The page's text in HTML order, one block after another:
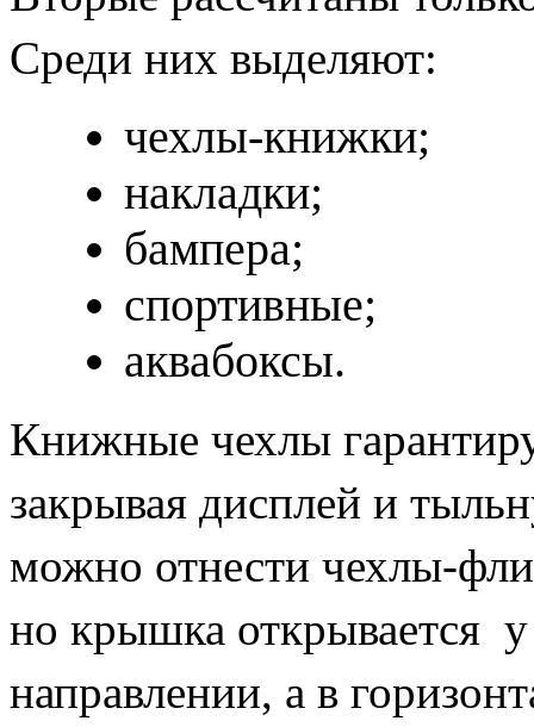
Среди них выделяют:
чехлы-книжки;
накладки;
бампера;
спортивные;
аквабоксы.
Книжные чехлы
закрывая дисплей и
можно отнести чехлы-
но крышка открывается
направлении, а в